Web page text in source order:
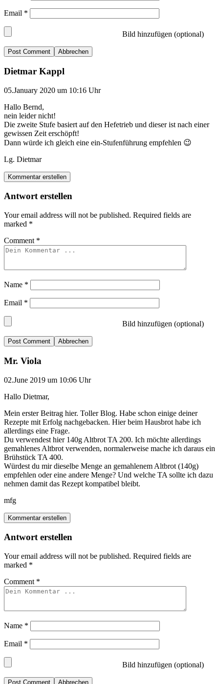
Email *
Bild hinzufügen (optional)
Abbrechen
Dietmar Kappl
05.January 2020 um 10:16 Uhr
Hallo Bernd,
nein leider nicht!
Die zweite Stufe basiert auf den Hefetrieb und dieser ist nach einer
gewissen Zeit erschöpft!
Dann würde ich gleich eine ein-Stufenführung empfehlen 😉
Lg. Dietmar
Kommentar erstellen
Antwort erstellen
Your email address will not be published. Required fields are
marked *
Comment *
Name *
Email *
Bild hinzufügen (optional)
Abbrechen
Mr. Viola
02.June 2019 um 10:06 Uhr
Hallo Dietmar,
Mein erster Beitrag hier. Toller Blog. Habe schon einige deiner
Rezepte mit Erfolg nachgebacken. Hier beim Hausbrot habe ich
allerdings eine Frage.
Du verwendest hier 140g Altbrot TA 200. Ich möchte allerdings
gemahlenes Altbrot verwenden, normalerweise mache ich daraus ein
Brühstück TA 400.
Würdest du mir dieselbe Menge an gemahlenem Altbrot (140g)
empfehlen oder eine andere Menge? Und welche TA sollte ich dazu
nehmen damit das Rezept kompatibel bleibt.
mfg
Kommentar erstellen
Antwort erstellen
Your email address will not be published. Required fields are
marked *
Comment *
Name *
Email *
Bild hinzufügen (optional)
Abbrechen